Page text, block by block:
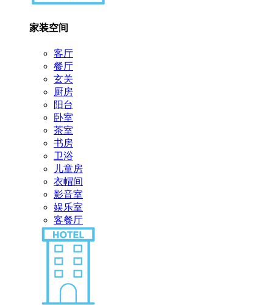
家装空间
客厅
餐厅
玄关
厨房
阳台
卧室
茶室
书房
卫浴
儿童房
衣帽间
影音室
娱乐室
客餐厅